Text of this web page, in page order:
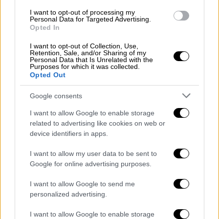
I want to opt-out of processing my
Personal Data for Targeted Advertising.
Opted In
I want to opt-out of Collection, Use,
Retention, Sale, and/or Sharing of my
Personal Data that Is Unrelated with the
Purposes for which it was collected.
Opted Out
Google consents
I want to allow Google to enable storage
related to advertising like cookies on web or
device identifiers in apps.
I want to allow my user data to be sent to
Google for online advertising purposes.
I want to allow Google to send me
personalized advertising.
I want to allow Google to enable storage
αεροπλάνο έκανε μια στάση πριν τελικά
φτάσει στην Κωνσταντινούπολη.
Ο άνδρας επανενώθηκε με τα τετράποδα
δημοσίευσε και στους λογαριασμούς του
social media
όλοι μαζί.